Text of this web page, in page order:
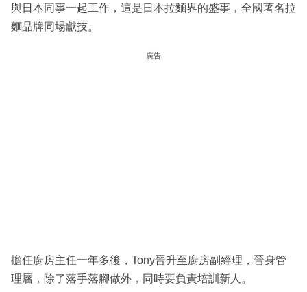
與日本同事一起工作，這是日本拉麵界的盛事，全國著名拉
麵品牌同場獻技。
廣告
擔任廚房主任一年多後，Tony晉升至廚房副經理，晉身管
理層，除了落手落腳做外，同時要負責培訓新人。